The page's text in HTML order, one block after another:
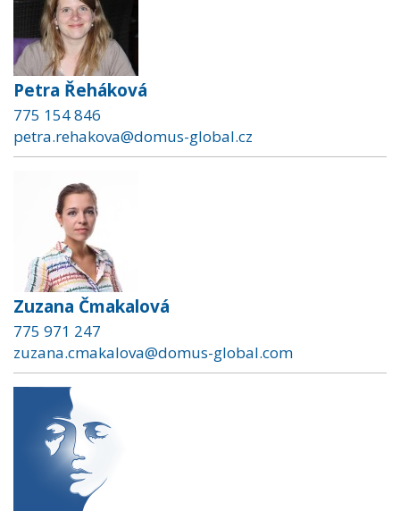
Petra Řeháková
775 154 846
petra.rehakova@domus-global.cz
Zuzana Čmakalová
775 971 247
zuzana.cmakalova@domus-global.com